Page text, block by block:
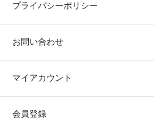
プライバシーポリシー
お問い合わせ
マイアカウント
会員登録